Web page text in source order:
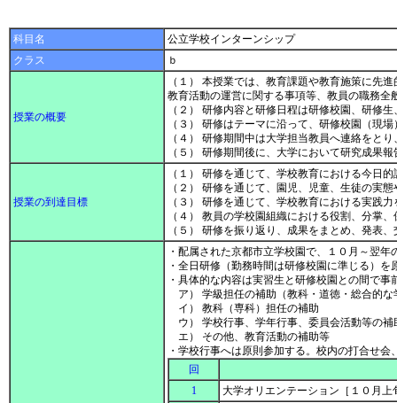
科目名
公立学校インターンシップ
クラス
ｂ
授業の概要
（１） 本授業では、教育課題や教育施策に先
教育活動の運営に関する事項等、教員の職務
（２） 研修内容と研修日程は研修校園、研修
（３） 研修はテーマに沿って、研修校園（現
（４） 研修期間中は大学担当教員へ連絡をと
（５） 研修期間後に、大学において研究成果
授業の到達目標
（１） 研修を通じて、学校教育における今日
（２） 研修を通じて、園児、児童、生徒の実
（３） 研修を通じて、学校教育における実践
（４） 教員の学校園組織における役割、分掌
（５） 研修を振り返り、成果をまとめ、発表
・配属された京都市立学校園で、１０月～翌
・全日研修（勤務時間は研修校園に準じる）
・具体的な内容は実習生と研修校園との間で
ア） 学級担任の補助（教科・道徳・総合的
イ） 教科（専科）担任の補助
ウ） 学校行事、学年行事、委員会活動等の補
エ） その他、教育活動の補助等
・学校行事へは原則参加する。校内の打合せ
回
1
大学オリエンテーション［１０月